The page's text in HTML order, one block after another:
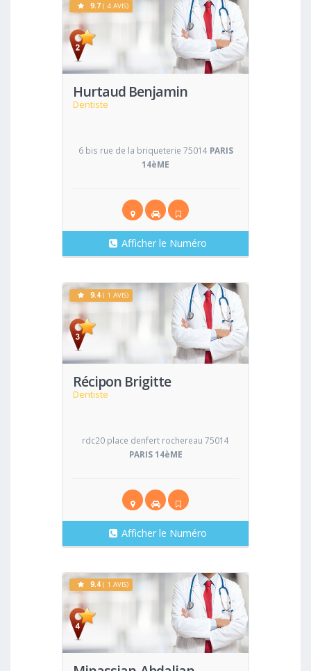
Hurtaud Benjamin
Dentiste
Voir
9.7 ( 4 AVIS)
6 bis rue de la briqueterie 75014 PARIS
14èME
Afficher le Numéro
Récipon Brigitte
Dentiste
Voir
9.4 ( 1 AVIS)
rdc20 place denfert rochereau 75014
PARIS 14èME
Afficher le Numéro
Voir
9.4 ( 1 AVIS)